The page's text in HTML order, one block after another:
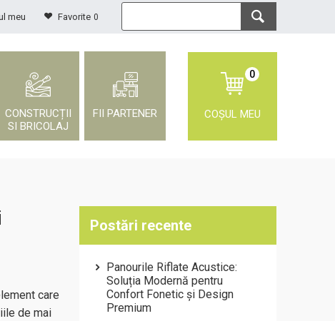
Favorite 0
meu
CONSTRUCȚII
SI BRICOLAJ
FII PARTENER
0
COȘUL MEU
care
de mai
Postări recente
Panourile Riflate Acustice:
Soluția Modernă pentru
Confort Fonetic și Design
Premium